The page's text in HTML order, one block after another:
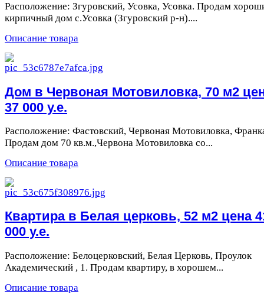
Расположение: Згуровский, Усовка, Усовка. Продам
кирпичный дом с.Усовка (Згуровский р-н)....
Описание товара
Дом в Червоная Мотовиловка, 70 м2
37 000 у.е.
Расположение: Фастовский, Червоная Мотовиловка,
Продам дом 70 кв.м.,Червона Мотовиловка со...
Описание товара
Квартира в Белая церковь, 52 м2 цена
000 у.е.
Расположение: Белоцерковский, Белая Церковь, Проулок
Академический , 1. Продам квартиру, в хорошем...
Описание товара